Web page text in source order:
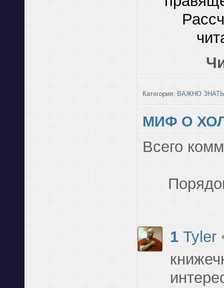
Категория: ВАЖНО ЗНАТЬ
МИФ О
Всего
1 Tyler